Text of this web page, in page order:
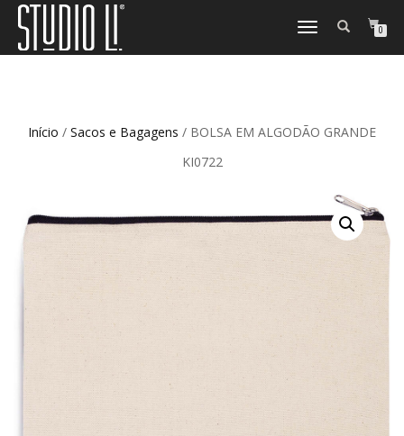
TOGGLE
0
Início / Sacos e Bagagens / BOLSA EM ALGODÃO GRANDE
KI0722